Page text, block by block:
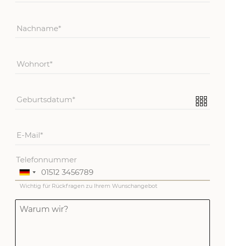
Nachname
Wohnort
Geburtsdatum
E-Mail
Wichtig für Rückfragen zu Ihrem Wunschangebot
Telefonnummer